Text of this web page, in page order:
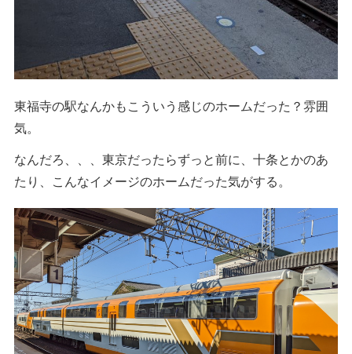
東福寺の駅なんかもこういう感じのホームだった？雰囲
気。
なんだろ、、、東京だったらずっと前に、十条とかのあ
たり、こんなイメージのホームだった気がする。